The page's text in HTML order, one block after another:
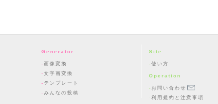
Generator
画像変換
文字画変換
テンプレート
みんなの投稿
Site
使い方
Operation
お問い合わせ
利用規約と注意事項